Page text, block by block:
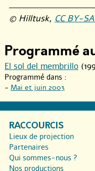
© Hilltusk, CC BY-
Programmé
El sol del membrillo
Programmé dans :
- Mai et juin 2003
RACCOURCIS
Lieux de projection
Partenaires
Qui sommes-nous ?
Nos productions